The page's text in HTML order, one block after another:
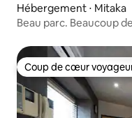
Hébergement ⋅ Mitaka
Beau parc. Beaucoup
Coup de cœur
Coup de cœur